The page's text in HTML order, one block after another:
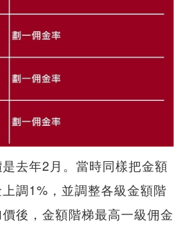
去年2月。當時同樣把金額
調1%，並調整各級金額階
後，金額階梯最高一級佣金